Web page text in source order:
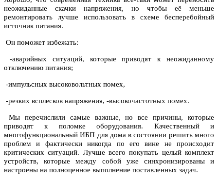
неожиданные скачки напряжения, но чтобы её меньше
ремонтировать лучше использовать в схеме бесперебойный
источник питания.
Он поможет избежать:
-аварийных ситуаций, которые приводят к неожиданному
отключению питания;
-импульсных высоковольтных помех,
-резких всплесков напряжения, -высокочастотных помех.
Мы перечислили самые важные, но все причины, которые
приводят к поломке оборудования. Качественный и
многофункциональный ИБП для дома в состоянии решить много
проблем и фактически никогда по его вине не происходит
критических ситуаций. Лучше всего покупать целый комплект
устройств, которые между собой уже синхронизированы и
настроены на полноценное выполнение поставленных задач.